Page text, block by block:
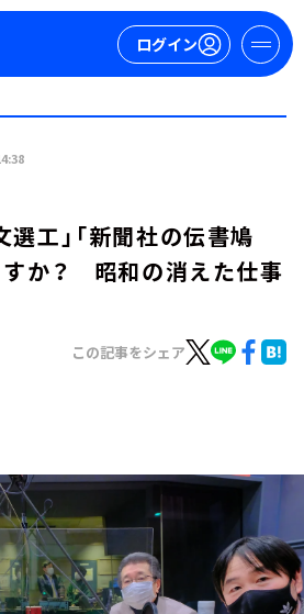
ログイン
ズ
選工」「新聞社の伝書鳩
すか？ 昭和の消えた仕事
この記事をシェア